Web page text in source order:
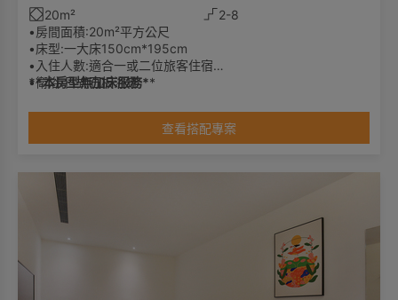
20m²
2-8
•房間面積:20m²平方公尺
•床型:一大床150cm*195cm
•入住人數:適合一或二位旅客住宿
•衛浴:日式石板浴缸
**本房型無加床服務**
查看搭配專案